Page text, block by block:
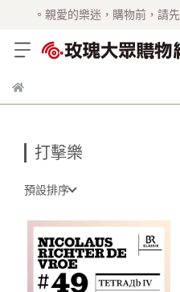
。親愛的樂迷，購物前，請
打擊樂
預設排序